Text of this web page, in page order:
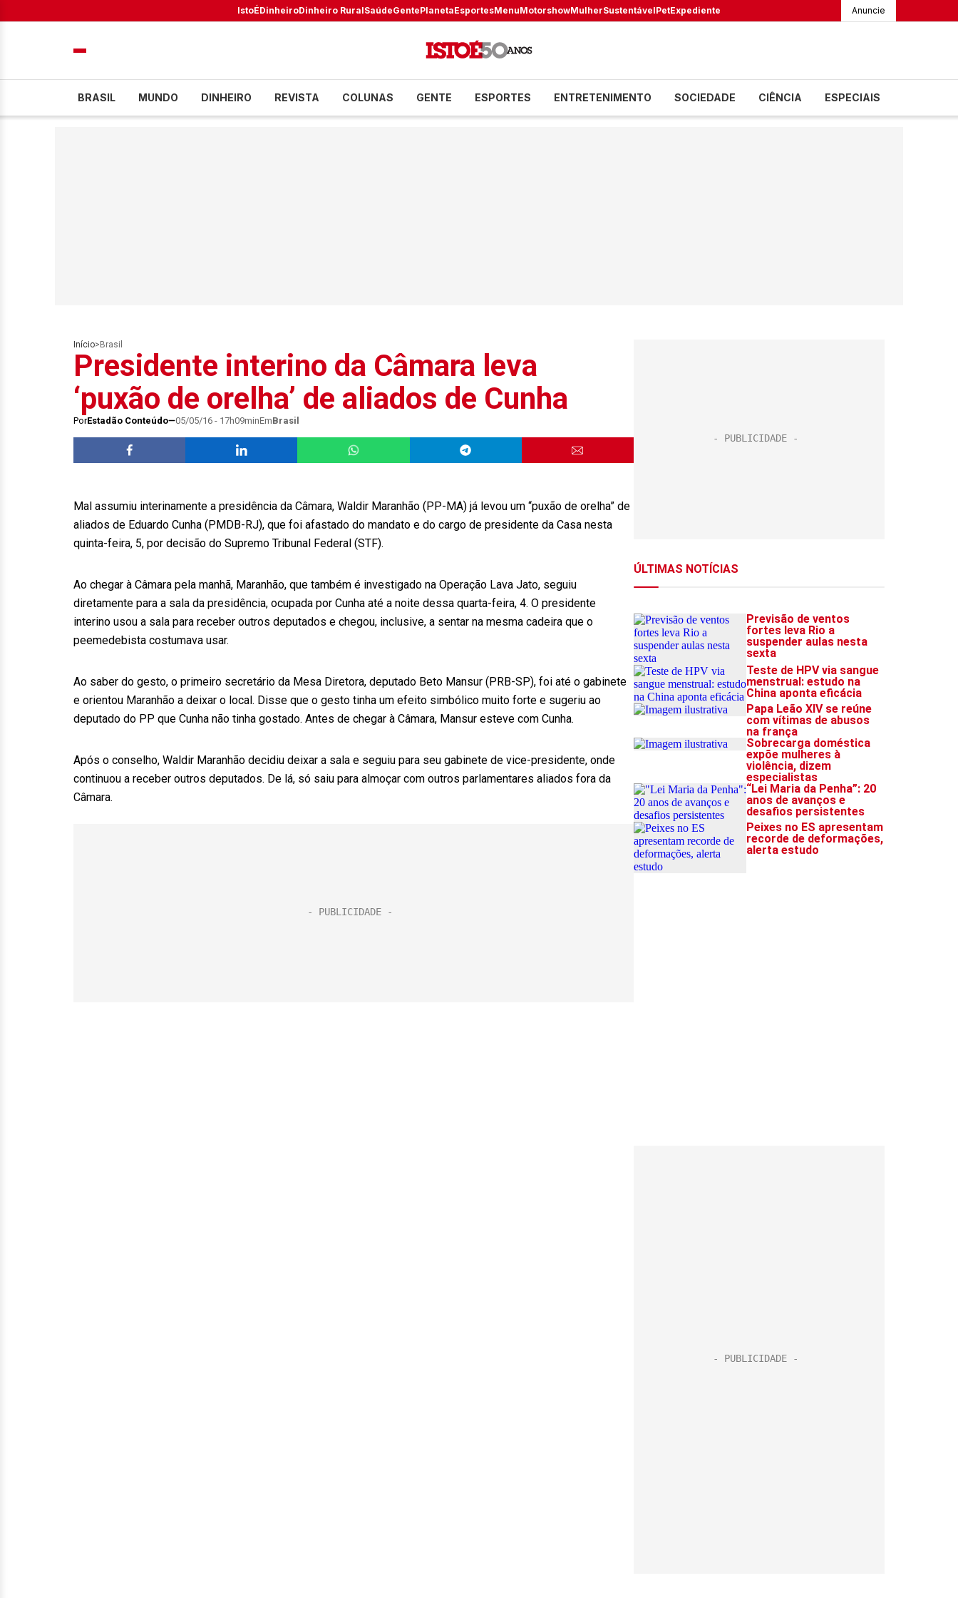
IstoÉDinheiroDinheiro RuralSaúdeGentePlanetaEsportesMenuMotorshowMulherSustentávelPetExpediente Anuncie
BRASIL MUNDO DINHEIRO REVISTA COLUNAS GENTE ESPORTES ENTRETENIMENTO SOCIEDADE CIÊNCIA ESPECIAIS
Início> Brasil
Presidente interino da Câmara leva
‘puxão de orelha’ de aliados de Cunha
PorEstadão Conteúdo 05/05/16 - 17h09minEmBrasil
Mal assumiu interinamente a presidência da Câmara, Waldir Maranhão (PP-MA) já levou um “puxão de orelha” de
aliados de Eduardo Cunha (PMDB-RJ), que foi afastado do mandato e do cargo de presidente da Casa nesta
quinta-feira, 5, por decisão do Supremo Tribunal Federal (STF).
Ao chegar à Câmara pela manhã, Maranhão, que também é investigado na Operação Lava Jato, seguiu
diretamente para a sala da presidência, ocupada por Cunha até a noite dessa quarta-feira, 4. O presidente
interino usou a sala para receber outros deputados e chegou, inclusive, a sentar na mesma cadeira que o
peemedebista costumava usar.
Ao saber do gesto, o primeiro secretário da Mesa Diretora, deputado Beto Mansur (PRB-SP), foi até o gabinete
e orientou Maranhão a deixar o local. Disse que o gesto tinha um efeito simbólico muito forte e sugeriu ao
deputado do PP que Cunha não tinha gostado. Antes de chegar à Câmara, Mansur esteve com Cunha.
Após o conselho, Waldir Maranhão decidiu deixar a sala e seguiu para seu gabinete de vice-presidente, onde
continuou a receber outros deputados. De lá, só saiu para almoçar com outros parlamentares aliados fora da
Câmara.